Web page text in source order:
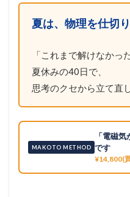
夏は、物理を仕切り
「これまで解けなかっ
夏休みの40日で、
思考のクセから立て直
MAKOTO METHOD
「電磁
です
¥14,800(